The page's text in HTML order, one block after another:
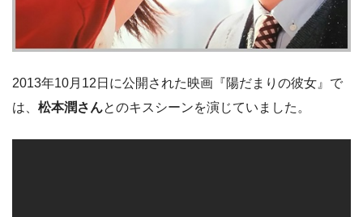
2013年10月12日に公開された映画『陽だまりの彼女』で
は、 松本潤さんとのキスシーンを演じていました。